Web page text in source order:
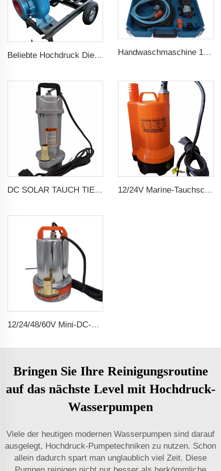
Beliebte Hochdruck Dieselwasser Zentrifugalpumpe für landwirtschaftliche Bewässerung Handwaschmaschine 12V tragbar Hochdruck Autowaschmaschinenpumpe
DC SOLAR TAUCH TIEFENBRUNNENWASSERPUMP 12/24V Marine-Tauchschiffswasserpumpe
12/24/48/60V Mini-DC-Solar-Tauchbürstenwasserpumpe
Bringen Sie Ihre Reinigungsroutine
auf das nächste Level mit Hochdruck-
Wasserpumpen
Viele der heutigen modernen Wasserpumpen sind darauf
ausgelegt, Hochdruck-Pumpetechniken zu nutzen. Schon
allein dadurch spart man unglaublich viel Zeit. Diese